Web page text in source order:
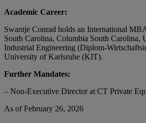
Academic Career:
Swantje Conrad holds an International
South Carolina, Columbia South Carolina,
Industrial Engineering (Diplom-
University of Karlsruhe (KIT).
Further Mandates:
– Non-Executive Director at CT Private
As of February 26, 2026